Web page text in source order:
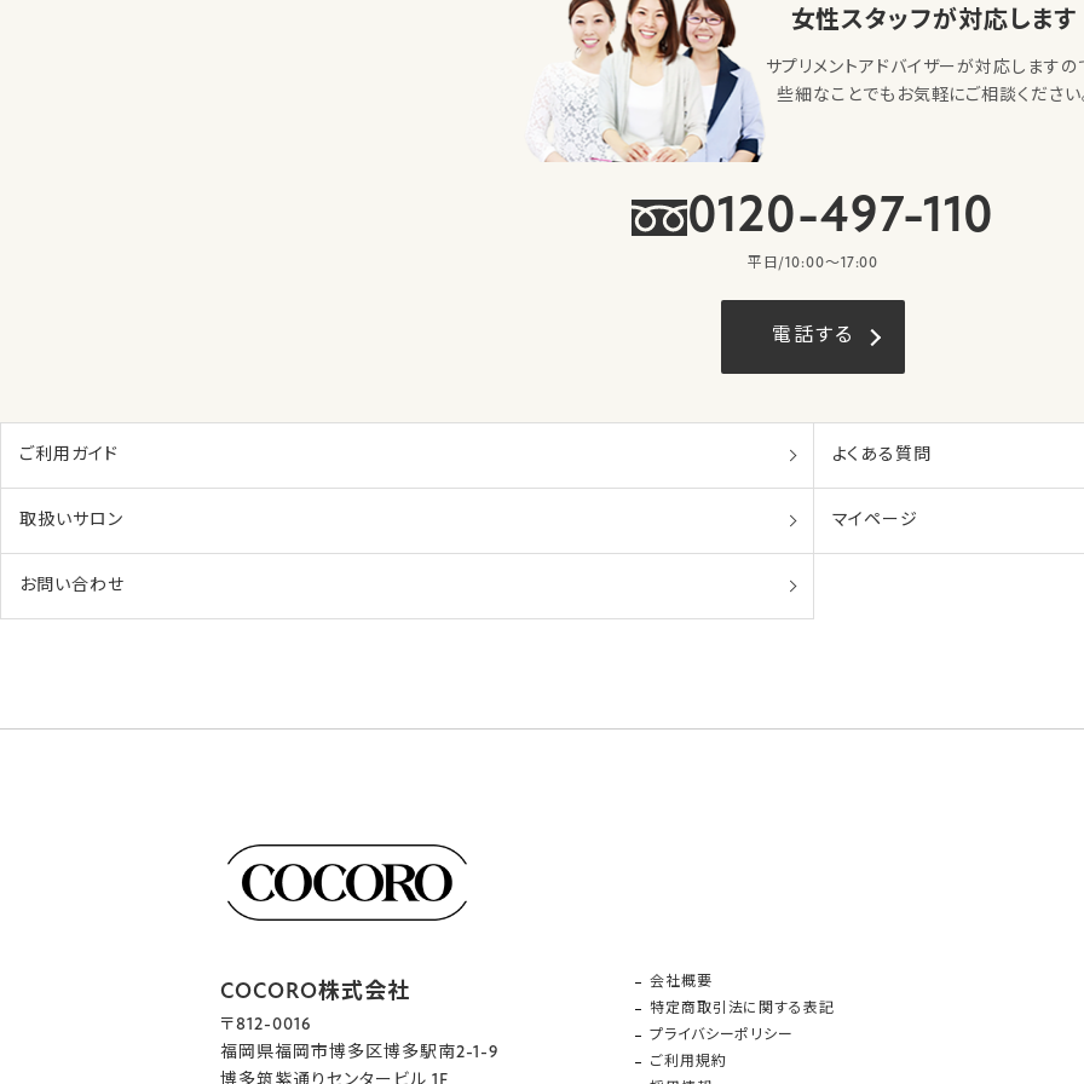
女性スタッフが対応します
サプリメントアドバイザーが対応しますの
些細なことでもお気軽にご相談ください
0120-497-110
平日/10:00〜17:00
電話する
ご利用ガイド よくある質問
取扱いサロン マイページ
お問い合わせ
COCORO株式会社
〒812-0016
福岡県福岡市博多区博多駅南2-1-9
会社概要
特定商取引法に関する表記
プライバシーポリシー
ご利用規約